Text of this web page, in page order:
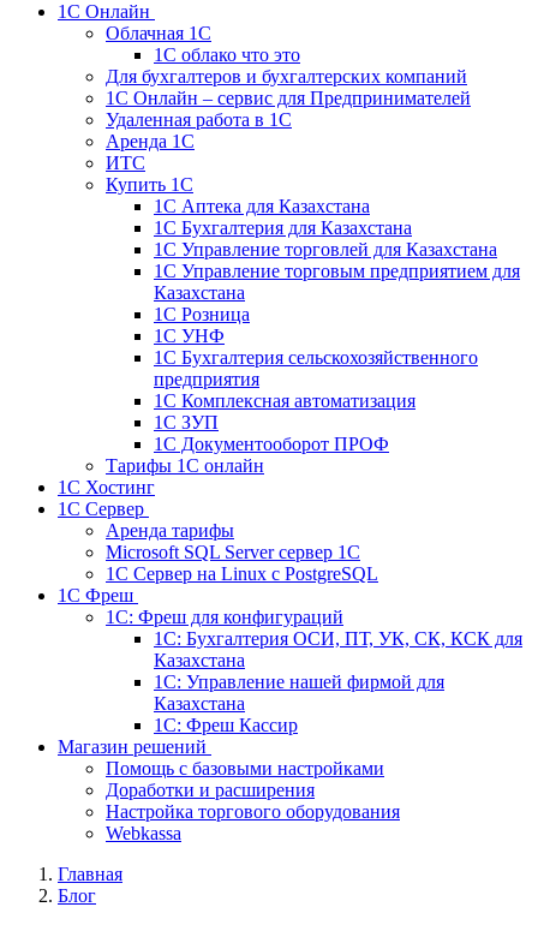
1С Онлайн
Облачная 1С
1C облако что это
Для бухгалтеров и бухгалтерских компаний
1C Онлайн – сервис для Предпринимателей
Удаленная работа в 1С
Аренда 1С
ИТС
Купить 1С
1С Аптека для Казахстана
1С Бухгалтерия для Казахстана
1С Управление торговлей для Казахстана
1С Управление торговым предприятием для
Казахстана
1С Розница
1С УНФ
1С Бухгалтерия сельскохозяйственного
предприятия
1С Комплексная автоматизация
1С ЗУП
1С Документооборот ПРОФ
Тарифы 1С онлайн
1С Хостинг
1С Сервер
Аренда тарифы
Microsoft SQL Server сервер 1С
1С Сервер на Linux c PostgreSQL
1С Фреш
1С: Фреш для конфигураций
1С: Бухгалтерия ОСИ, ПТ, УК, СК, КСК для
Казахстана
1С: Управление нашей фирмой для
Казахстана
1С: Фреш Кассир
Магазин решений
Помощь с базовыми настройками
Доработки и расширения
Настройка торгового оборудования
Webkassa
Главная
Блог